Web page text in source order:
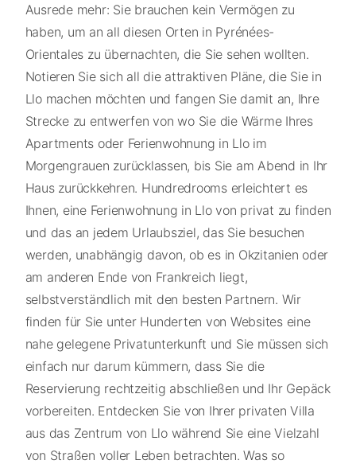
Ausrede mehr: Sie brauchen kein Vermögen zu
haben, um an all diesen Orten in Pyrénées-
Orientales zu übernachten, die Sie sehen wollten.
Notieren Sie sich all die attraktiven Pläne, die Sie in
Llo machen möchten und fangen Sie damit an, Ihre
Strecke zu entwerfen von wo Sie die Wärme Ihres
Apartments oder Ferienwohnung in Llo im
Morgengrauen zurücklassen, bis Sie am Abend in Ihr
Haus zurückkehren. Hundredrooms erleichtert es
Ihnen, eine Ferienwohnung in Llo von privat zu finden
und das an jedem Urlaubsziel, das Sie besuchen
werden, unabhängig davon, ob es in Okzitanien oder
am anderen Ende von Frankreich liegt,
selbstverständlich mit den besten Partnern. Wir
finden für Sie unter Hunderten von Websites eine
nahe gelegene Privatunterkunft und Sie müssen sich
einfach nur darum kümmern, dass Sie die
Reservierung rechtzeitig abschließen und Ihr Gepäck
vorbereiten. Entdecken Sie von Ihrer privaten Villa
aus das Zentrum von Llo während Sie eine Vielzahl
von Straßen voller Leben betrachten. Was so